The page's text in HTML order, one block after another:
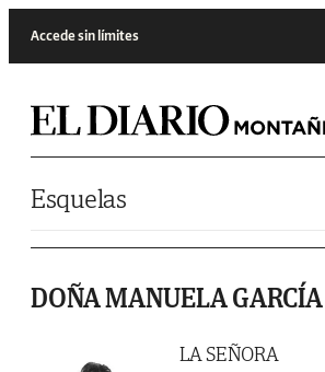
Accede sin límites
Esquelas
DOÑA MANUELA
LA SEÑORA